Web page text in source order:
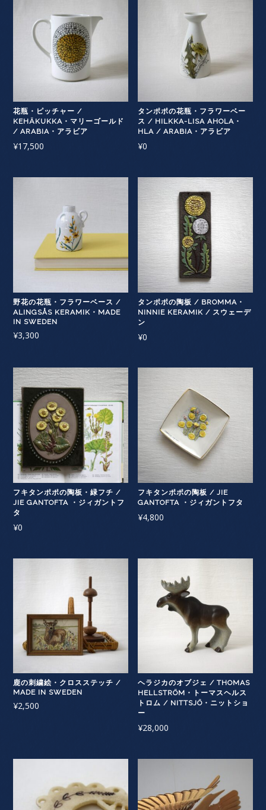
花瓶・ピッチャー /
KEHÄKUKKA・マリーゴールド
/ ARABIA・アラビア
¥17,500
タンポポの花瓶・フラワーベー
ス / HILKKA-LISA AHOLA・
HLA / ARABIA・アラビア
¥0
野花の花瓶・フラワーベース /
ALINGSÅS KERAMIK・MADE
IN SWEDEN
¥3,300
タンポポの陶板 / BROMMA・
NINNIE KERAMIK / スウェーデ
ン
¥0
フキタンポポの陶板・緑フチ /
JIE GANTOFTA ・ジィガントフ
タ
¥0
フキタンポポの陶板 / JIE
GANTOFTA ・ジィガントフタ
¥4,800
鹿の刺繍絵・クロスステッチ /
MADE IN SWEDEN
¥2,500
ヘラジカのオブジェ / THOMAS
HELLSTRÖM・トーマスヘルス
トロム / NITTSJÖ・ニットショ
ー
¥28,000